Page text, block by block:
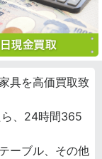
具を高価買取致
、24時間365
ーブル、その他